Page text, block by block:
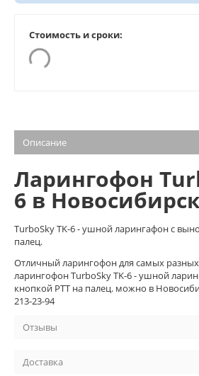
Стоимость и сроки:
Описание
Ларингофон
6 в
TurboSky TK-6 - ушной ларингафон с
палец.
Отличный ларингофон для самых разных
ларингофон TurboSky TK-6 - ушной
кнопкой PTT на палец. можно в
213-23-94
Отзывы
Доставка